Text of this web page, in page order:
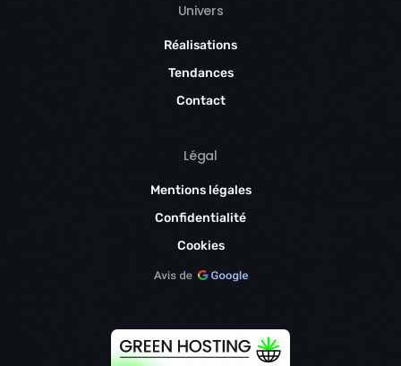
Univers
Réalisations
Tendances
Contact
Légal
Mentions légales
Confidentialité
Cookies